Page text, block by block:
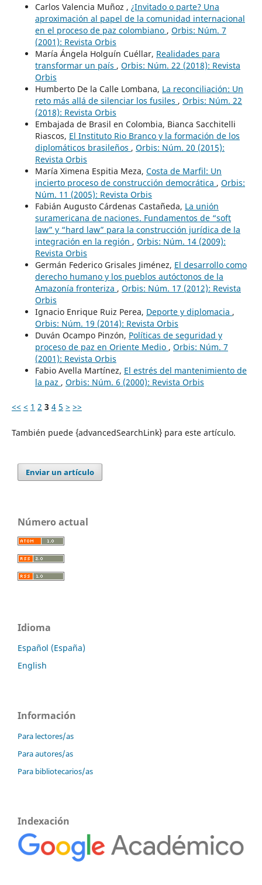
Carlos Valencia Muñoz , ¿Invitado o parte? Una
aproximación al papel de la comunidad internacional
en el proceso de paz colombiano , Orbis: Núm. 7
(2001): Revista Orbis
María Ángela Holguín Cuéllar, Realidades para
transformar un país , Orbis: Núm. 22 (2018): Revista
Orbis
Humberto De la Calle Lombana, La reconciliación: Un
reto más allá de silenciar los fusiles , Orbis: Núm. 22
(2018): Revista Orbis
Embajada de Brasil en Colombia, Bianca Sacchitelli
Riascos, El Instituto Rio Branco y la formación de los
diplomáticos brasileños , Orbis: Núm. 20 (2015):
Revista Orbis
María Ximena Espitia Meza, Costa de Marfil: Un
incierto proceso de construcción democrática , Orbis:
Núm. 11 (2005): Revista Orbis
Fabián Augusto Cárdenas Castañeda, La unión
suramericana de naciones. Fundamentos de “soft
law” y “hard law” para la construcción jurídica de la
integración en la región , Orbis: Núm. 14 (2009):
Revista Orbis
Germán Federico Grisales Jiménez, El desarrollo como
derecho humano y los pueblos autóctonos de la
Amazonía fronteriza , Orbis: Núm. 17 (2012): Revista
Orbis
Ignacio Enrique Ruiz Perea, Deporte y diplomacia ,
Orbis: Núm. 19 (2014): Revista Orbis
Duván Ocampo Pinzón, Políticas de seguridad y
proceso de paz en Oriente Medio , Orbis: Núm. 7
(2001): Revista Orbis
Fabio Avella Martínez, El estrés del mantenimiento de
la paz , Orbis: Núm. 6 (2000): Revista Orbis
<< < 1 2 3 4 5 > >>
También puede {advancedSearchLink} para este artículo.
Enviar un artículo
Número actual
Idioma
Español (España)
English
Información
Para lectores/as
Para autores/as
Para bibliotecarios/as
Indexación